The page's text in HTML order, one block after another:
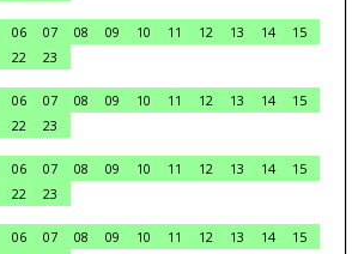
06 07 08 09 10 11 12 13 14
15
22
23
06 07 08 09 10 11 12 13 14
15
22
23
06 07 08 09 10 11 12 13 14
15
22
23
06 07 08 09 10 11 12 13 14
15